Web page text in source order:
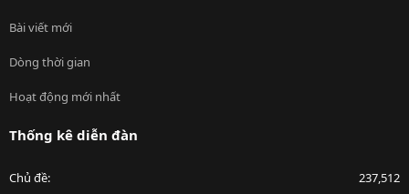
Bài viết mới
Dòng thời gian
Hoạt động mới nhất
Thống kê diễn đàn
Chủ đề 237,512